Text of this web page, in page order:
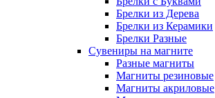
Брелки из Дерева
Брелки из Керамики
Брелки Разные
Сувениры на магните
Разные магниты
Магниты резиновые
Магниты акриловые